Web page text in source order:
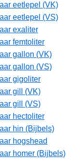
eetlepel (VK)
eetlepel (VS)
exaliter
femtoliter
gallon (VK)
gallon (VS)
gigoliter
gill (VK)
gill (VS)
hectoliter
hin (Bijbels)
hogshead
homer (Bijbels)